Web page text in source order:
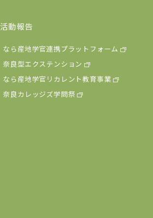
活動報告
なら産地学官連携プラットフォーム
奈良型エクステンション
なら産地学官リカレント教育事業
奈良カレッジズ学問祭